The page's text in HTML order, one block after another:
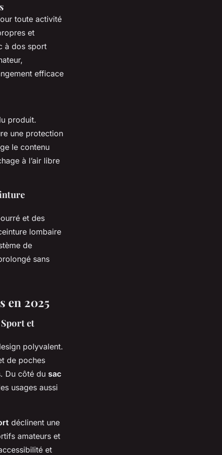
toute activité
et
à dos sport
efficace
produit.
une protection
le contenu
à l’air libre
et des
lombaire
de
sans
en 2025
et
polyvalent.
de poches
Du côté du sac
usages aussi
déclinent une
amateurs et
et